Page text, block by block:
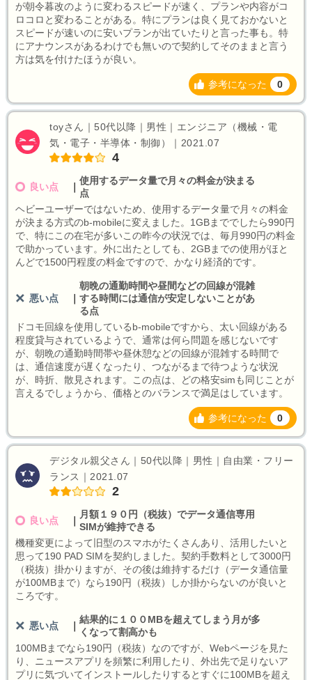
が朝令暮改のように変わるスピードが速く、プランや内容がコ
ロコロと変わることがある。特にプランは良く見ておかないと
スピードが速いのに安いプランが出ていたりと言った事も。特
にアナウンスがあるわけでも無いので契約してそのままと言う
方は気を付けたほうが良い。
参考になった 0
toyさん｜50代以降｜男性｜エンジニア（機械・電
気・電子・半導体・制御）｜2021.07
4
良い点
使用するデータ量で月々の料金が決まる
点
ヘビーユーザーではないため、使用するデータ量で月々の料金
が決まる方式のb-mobileに変えました。1GBまででしたら990円
で、特にこの在宅が多いこの昨今の状況では、毎月990円の料金
で助かっています。外に出たとしても、2GBまでの使用がほと
んどで1500円程度の料金ですので、かなり経済的です。
悪い点
朝晩の通勤時間や昼間などの回線が混雑
する時間には通信が安定しないことがあ
る点
ドコモ回線を使用しているb-mobileですから、太い回線がある
程度貸与されているようで、通常は何ら問題を感じないです
が、朝晩の通勤時間帯や昼休憩などの回線が混雑する時間で
は、通信速度が遅くなったり、つながるまで待つような状況
が、時折、散見されます。この点は、どの格安simも同じことが
言えるでしょうから、価格とのバランスで満足はしています。
参考になった 0
デジタル親父さん｜50代以降｜男性｜自由業・フリー
ランス｜2021.07
2
良い点
月額１９０円（税抜）でデータ通信専用
SIMが維持できる
機種変更によって旧型のスマホがたくさんあり、活用したいと
思って190 PAD SIMを契約しました。契約手数料として3000円
（税抜）掛かりますが、その後は維持するだけ（データ通信量
が100MBまで）なら190円（税抜）しか掛からないのが良いと
ころです。
悪い点
結果的に１００MBを超えてしまう月が多
くなって割高かも
100MBまでなら190円（税抜）なのですが、Webページを見た
り、ニュースアプリを頻繁に利用したり、外出先で足りないア
プリに気づいてインストールしたりするとすぐに100MBを超え